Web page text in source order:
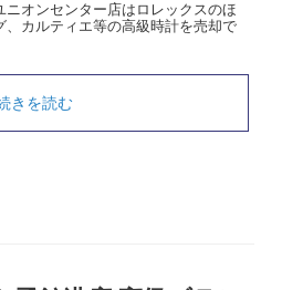
オンセンター店はロレックスのほ
カルティエ等の高級時計を売却で
きを読む